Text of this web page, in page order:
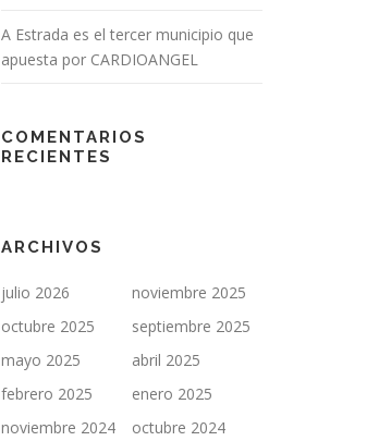
A Estrada es el tercer municipio que
apuesta por CARDIOANGEL
COMENTARIOS
RECIENTES
ARCHIVOS
julio 2026
noviembre 2025
octubre 2025
septiembre 2025
mayo 2025
abril 2025
febrero 2025
enero 2025
noviembre 2024
octubre 2024